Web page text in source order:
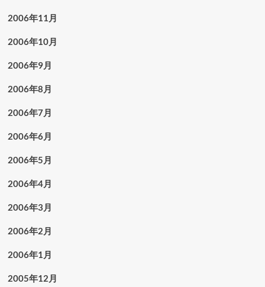
2006年11月
2006年10月
2006年9月
2006年8月
2006年7月
2006年6月
2006年5月
2006年4月
2006年3月
2006年2月
2006年1月
2005年12月